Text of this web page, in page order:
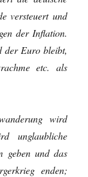
versteuert und
der Inflation.
der Euro bleibt,
etc. als
wird
unglaubliche
geben und das
enden;